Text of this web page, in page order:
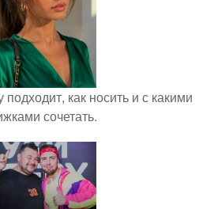
как носить и с какими
сочетать.